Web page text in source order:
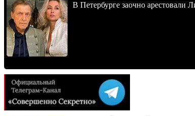
В Петербурге заочно арестовали